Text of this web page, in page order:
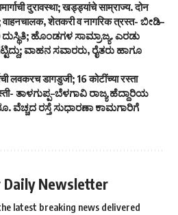
दुरावस्था; खड्ड्यांचे साम्राज्य. दोन
वाहनचालक, शेतकरी व नागरिक त्रस्त- ಬೀಡಿ–
ಹೊಂಡಗಳ ಸಾಮ್ರಾಜ್ಯ. ಎರಡು
ವಾಹನ ಸವಾರರು, ರೈತರು ಹಾಗೂ
लवकरच डागडुजी; 16 कोटींच्या रस्ता
ತಾಳಗುಪ್ಪ–ಬೆಳಗಾವಿ ರಾಜ್ಯ ಹೆದ್ದಾರಿಯ
ವೆಚ್ಚದ ರಸ್ತೆ ಸುಧಾರಣಾ ಕಾಮಗಾರಿಗೆ
Daily Newsletter
latest breaking news delivered